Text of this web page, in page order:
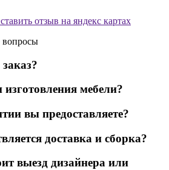
отзыв на яндекс картах
вопросы
мебели?
вы предоставляете?
доставка и сборка?
выезд дизайнера или